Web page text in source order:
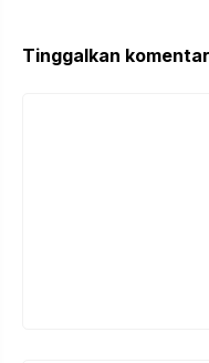
Tinggalkan komentar